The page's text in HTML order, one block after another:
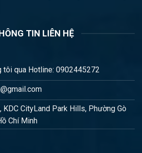
TIN LIÊN HỆ
tôi qua Hotline: 0902445272
CityLand Park Hills, Phường Gò
Chí Minh